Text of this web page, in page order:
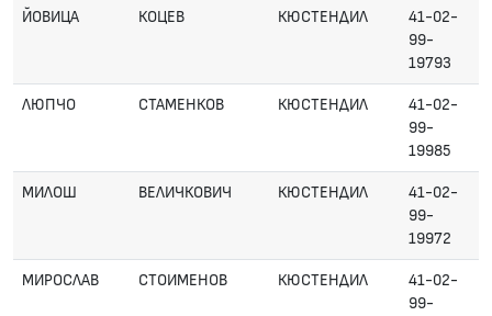
ЙОВИЦА КОЦЕВ КЮСТЕНДИЛ
41-02-
99-
19793
ЛЮПЧО СТАМЕНКОВ КЮСТЕНДИЛ
41-02-
99-
19985
МИЛОШ ВЕЛИЧКОВИЧ КЮСТЕНДИЛ
41-02-
99-
19972
МИРОСЛАВ СТОИМЕНОВ КЮСТЕНДИЛ
41-02-
99-